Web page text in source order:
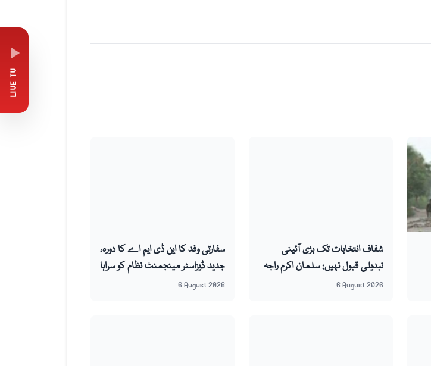
LIVE TV
شفاف انتخابات تک بڑی آئینی
تبدیلی قبول نہیں: سلمان اکرم راجہ
6 August 2026
سفارتی وفد کا این ڈی ایم اے کا دورہ،
جدید ڈیزاسٹر مینجمنٹ نظام کو سراہا
6 August 2026